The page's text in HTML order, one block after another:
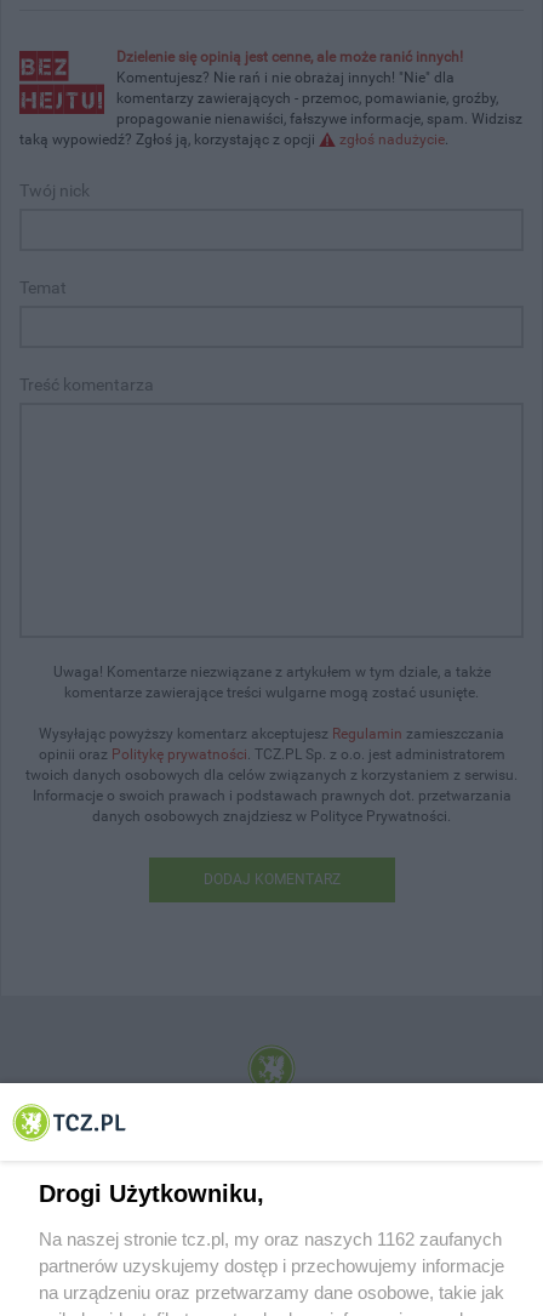
Dzielenie się opinią jest cenne, ale może ranić innych!
Komentujesz? Nie rań i nie obrażaj innych! "Nie" dla
komentarzy zawierających - przemoc, pomawianie, groźby,
propagowanie nienawiści, fałszywe informacje, spam. Widzisz
taką wypowiedź? Zgłoś ją, korzystając z opcji
zgłoś nadużycie.
Twój nick
Temat
Treść komentarza
Uwaga! Komentarze niezwiązane z artykułem w tym dziale, a także
komentarze zawierające treści wulgarne mogą zostać usunięte.
Wysyłając powyższy komentarz akceptujesz Regulamin zamieszczania
opinii oraz Politykę prywatności. TCZ.PL Sp. z o.o. jest administratorem
twoich danych osobowych dla celów związanych z korzystaniem z serwisu.
Informacje o swoich prawach i podstawach prawnych dot. przetwarzania
danych osobowych znajdziesz w Polityce Prywatności.
DODAJ KOMENTARZ
© 2001-2026 Tczew - TCZ.PL Sp. z o.o. Internetowy Serwis Informacyjny Miasta
Drogi Użytkowniku,
Na naszej stronie tcz.pl, my oraz naszych 1162 zaufanych
partnerów uzyskujemy dostęp i przechowujemy informacje
na urządzeniu oraz przetwarzamy dane osobowe, takie jak